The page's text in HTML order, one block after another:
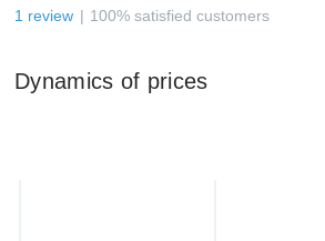
1 review 100% satisfied customers
Dynamics of prices